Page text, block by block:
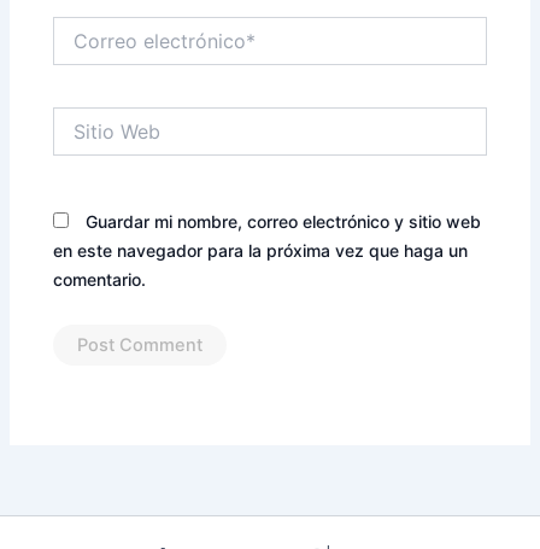
electrónico*
Web
Guardar mi nombre, correo electrónico y sitio web
en este navegador para la próxima vez que haga un
comentario.